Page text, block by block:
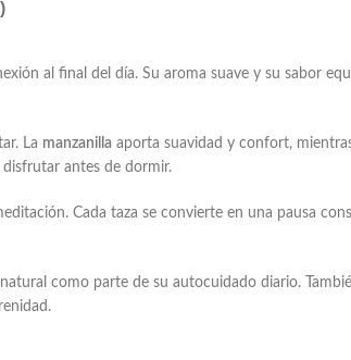
al final del día. Su aroma suave y su sabor
La manzanilla aporta suavidad y confort,
antes de dormir.
Cada taza se convierte en una pausa
como parte de su autocuidado diario.